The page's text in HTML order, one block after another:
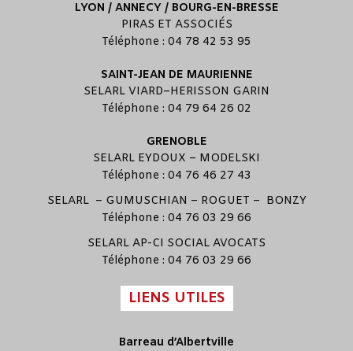
LYON / ANNECY / BOURG-EN-BRESSE
PIRAS ET ASSOCIÉS
Téléphone : 04 78 42 53 95
SAINT-JEAN DE MAURIENNE
SELARL VIARD–HERISSON GARIN
Téléphone : 04 79 64 26 02
GRENOBLE
SELARL EYDOUX – MODELSKI
Téléphone : 04 76 46 27 43
SELARL – GUMUSCHIAN – ROGUET – BONZY
Téléphone : 04 76 03 29 66
SELARL AP-CI SOCIAL AVOCATS
Téléphone : 04 76 03 29 66
LIENS UTILES
Barreau d’Albertville